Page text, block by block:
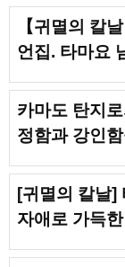
【귀멸의 칼
언집. 타마요
카마도 탄지
정함과 강인
[귀멸의 칼날]
자애로 가득